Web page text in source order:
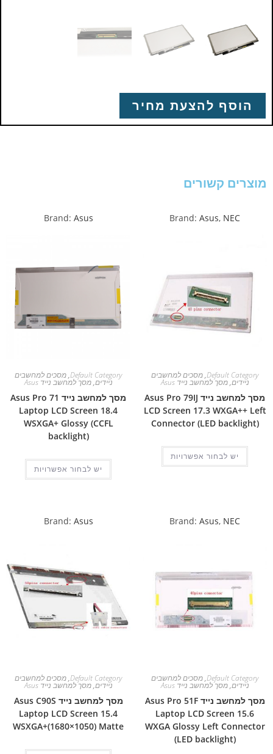
הוסף להצעת מחיר
מוצרים קשורים
Brand: Asus, NEC
Default Category
,מסכים למחשבים
ניידים,מסך למחשב נייד Asus
מסך למחשב נייד Asus Pro 79IJ
LCD Screen 17.3 WXGA++ Left
Connector (LED backlight)
יש לבחור אפשרויות
Brand: Asus
Default Category
,מסכים למחשבים
ניידים,מסך למחשב נייד Asus
מסך למחשב נייד Asus Pro 71
Laptop LCD Screen 18.4
WSXGA+ Glossy (CCFL
backlight)
יש לבחור אפשרויות
Brand: Asus, NEC
Default Category
,מסכים למחשבים
ניידים,מסך למחשב נייד Asus
מסך למחשב נייד Asus Pro 51F
Laptop LCD Screen 15.6
WXGA Glossy Left Connector
(LED backlight)
Brand: Asus
Default Category
,מסכים למחשבים
ניידים,מסך למחשב נייד Asus
מסך למחשב נייד Asus C90S
Laptop LCD Screen 15.4
WSXGA+(1680×1050) Matte